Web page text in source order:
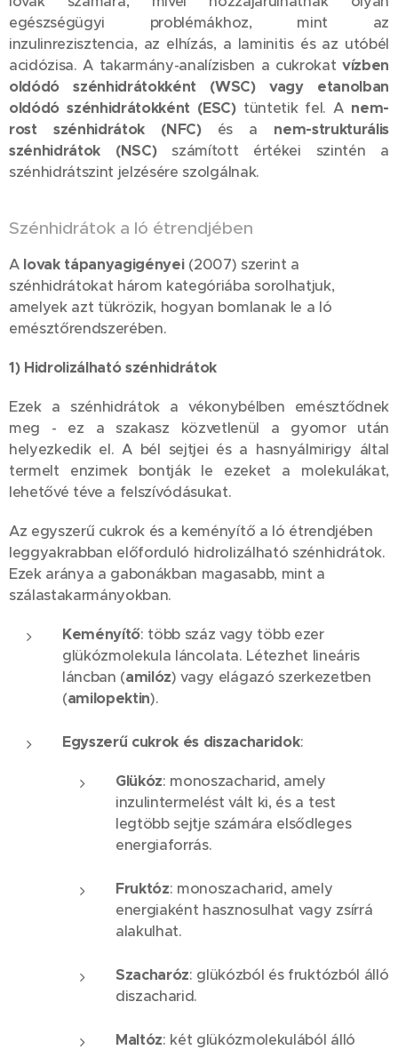
egészségügyi problémákhoz, mint az
inzulinrezisztencia, az elhízás, a laminitis és az utóbél
acidózisa. A takarmány-analízisben a cukrokat vízben
oldódó szénhidrátokként (WSC) vagy etanolban
oldódó szénhidrátokként (ESC)tüntetik fel. A nem-
rost szénhidrátok (NFC)és a nem-strukturális
szénhidrátok (NSC)számított értékei szintén a
szénhidrátszint jelzésére szolgálnak.
Szénhidrátok a ló étrendjében
A lovak tápanyagigényei(2007) szerint a
szénhidrátokat három kategóriába sorolhatjuk,
amelyek azt tükrözik, hogyan bomlanak le a ló
emésztőrendszerében.
1) Hidrolizálható szénhidrátok
Ezek a szénhidrátok a vékonybélben emésztődnek
meg - ez a szakasz közvetlenül a gyomor után
helyezkedik el. A bél sejtjei és a hasnyálmirigy által
termelt enzimek bontják le ezeket a molekulákat,
lehetővé téve a felszívódásukat.
Az egyszerű cukrok és a keményítő a ló étrendjében
leggyakrabban előforduló hidrolizálható szénhidrátok.
Ezek aránya a gabonákban magasabb, mint a
szálastakarmányokban.
Keményítő: több száz vagy több ezer
glükózmolekula láncolata. Létezhet lineáris
láncban (amilóz) vagy elágazó szerkezetben
(amilopektin).
Egyszerű cukrok és diszacharidok:
Glükóz: monoszacharid, amely
inzulintermelést vált ki, és a test
legtöbb sejtje számára elsődleges
energiaforrás.
Fruktóz: monoszacharid, amely
energiaként hasznosulhat vagy zsírrá
alakulhat.
Szacharóz: glükózból és fruktózból álló
diszacharid.
Maltóz: két glükózmolekulából álló